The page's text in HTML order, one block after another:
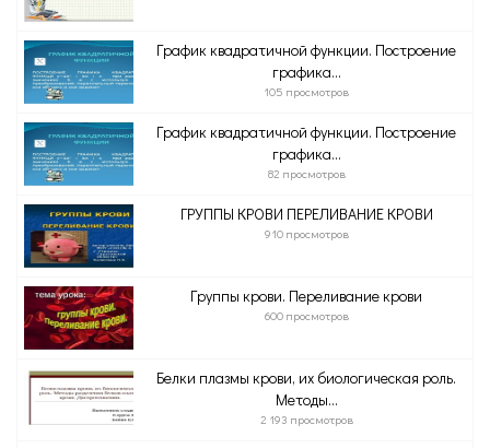
График квадратичной функции. Построение
графика...
105 просмотров
График квадратичной функции. Построение
графика...
82 просмотров
ГРУППЫ КРОВИ ПЕРЕЛИВАНИЕ КРОВИ
910 просмотров
Группы крови. Переливание крови
600 просмотров
Белки плазмы крови, их биологическая роль.
Методы...
2 193 просмотров